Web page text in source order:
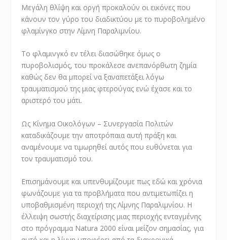
Μεγάλη θλίψη και οργή προκαλούν οι εικόνες που
κάνουν τον γύρο του διαδικτύου με το πυροβολημένο
φλαμίνγκο στην Λίμνη Παραλιμνίου.
Το φλαμινγκό εν τέλει διασώθηκε όμως ο
πυροβολισμός, του προκάλεσε ανεπανόρθωτη ζημία
καθώς δεν θα μπορεί να ξαναπετάξει λόγω
τραυματισμού της μιας φτερούγας ενώ έχασε και το
αριστερό του μάτι.
Ως Κίνημα Οικολόγων – Συνεργασία Πολιτών
καταδικάζουμε την αποτρόπαια αυτή πράξη και
αναμένουμε να τιμωρηθεί αυτός που ευθύνεται για
τον τραυματισμό του.
Επισημάνουμε και υπενθυμίζουμε πως εδώ και χρόνια
φωνάζουμε για τα προβλήματα που αντιμετωπίζει η
υποβαθμισμένη περιοχή της Λίμνης Παραλιμνίου. Η
έλλειψη σωστής διαχείρισης μιας περιοχής ενταγμένης
στο πρόγραμμα Natura 2000 είναι μείζον σημασίας, για